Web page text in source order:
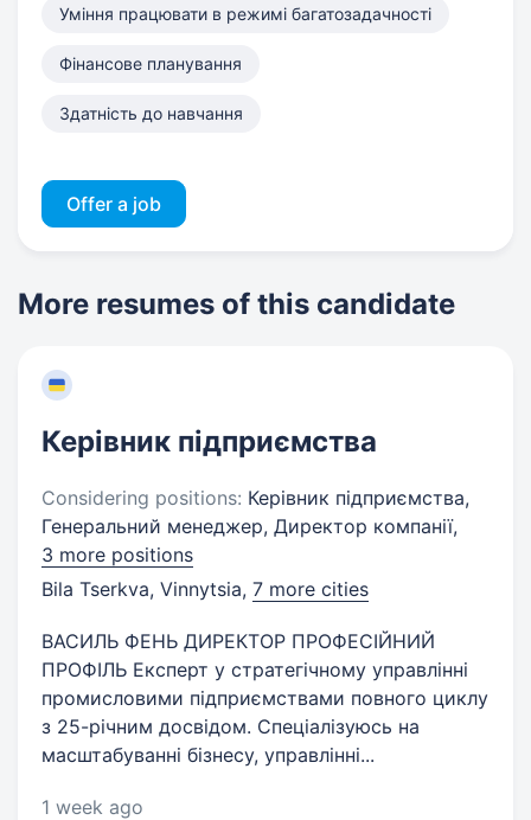
Уміння працювати в режимі багатозадачності
Фінансове планування
Здатність до навчання
Offer a job
More resumes of this candidate
Керівник підприємства
Considering positions: Керівник підприємства,
Генеральний менеджер, Директор компанії,
3 more positions
Bila Tserkva, Vinnytsia, 7 more cities
ВАСИЛЬ ФЕНЬ ДИРЕКТОР ПРОФЕСІЙНИЙ
ПРОФІЛЬ Експерт у стратегічному управлінні
промисловими підприємствами повного циклу
з 25-річним досвідом. Спеціалізуюсь на
масштабуванні бізнесу, управлінні...
1 week ago